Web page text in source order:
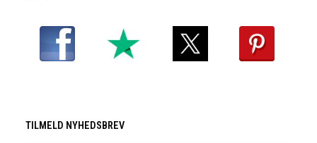
TILMELD NYHEDSBREV